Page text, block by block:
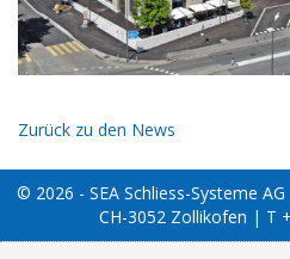
Zurück zu den News
© 2026 - SEA Schliess-Systeme
CH-3052 Zollikofen | T